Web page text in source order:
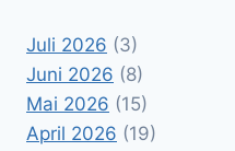
Juli 2026 (3)
Juni 2026 (8)
Mai 2026 (15)
April 2026 (19)